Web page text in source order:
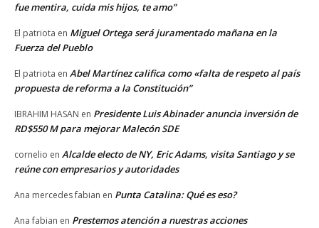
fue mentira, cuida mis hijos, te amo”
El patriota en Miguel Ortega será juramentado mañana en la
Fuerza del Pueblo
El patriota en Abel Martínez califica como «falta de respeto al país
propuesta de reforma a la Constitución”
IBRAHIM HASAN en Presidente Luis Abinader anuncia inversión de
RD$550 M para mejorar Malecón SDE
cornelio en Alcalde electo de NY, Eric Adams, visita Santiago y se
reúne con empresarios y autoridades
Ana mercedes fabian en Punta Catalina: Qué es eso?
Ana fabian en Prestemos atención a nuestras acciones